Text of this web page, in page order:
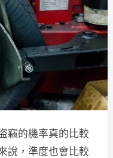
竊的機率真的比較
說，準度也會比較